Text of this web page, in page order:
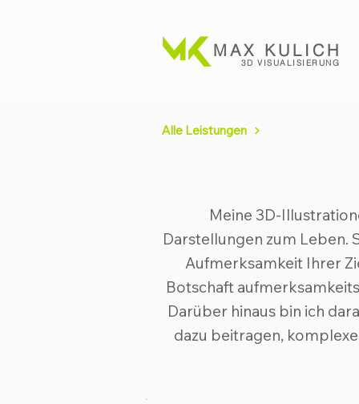
MAX KULICH
3D VISUALISI ERUNG
Alle Leistungen
Meine 3D-
Darstellungen zum Leben.
Aufmerksamkeit Ihrer
Botschaft
Darüber hinaus bin ich
dazu beitragen,